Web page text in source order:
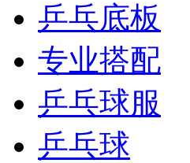
乒乓底板
专业搭配
乒乓球服
乒乓球